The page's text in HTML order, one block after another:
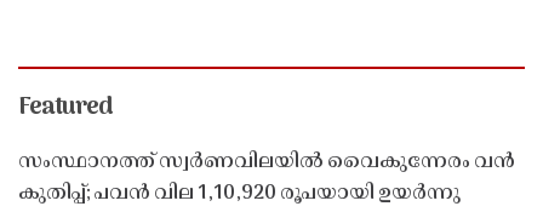
Featured
സംസ്ഥാനത്ത് സ്വർണവിലയിൽ വൈകുന്നേരം വൻ
കുതിപ്പ്; പവൻ വില 1,10,920 രൂപയായി ഉയർന്നു